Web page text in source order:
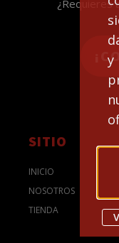
y
¿Requieres
SITIO
INICIO
NOSOTROS
TIENDA